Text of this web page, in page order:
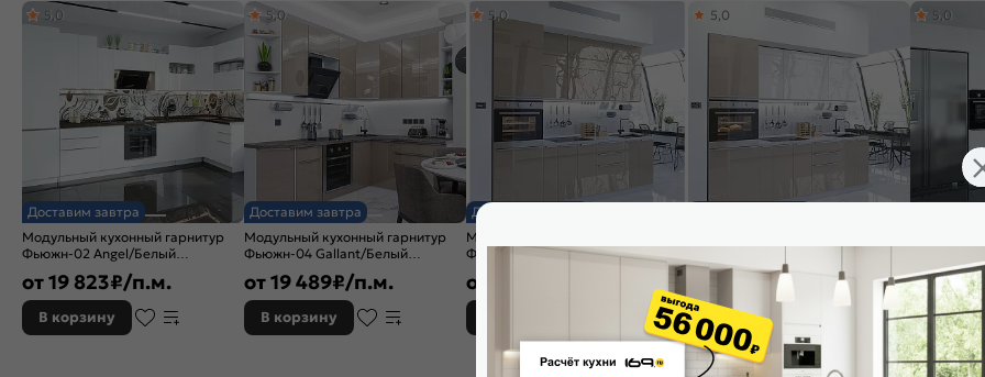
Тип поверхности:
Матовая
Расположение:
Прямые
Назначение кухонного шкафа:
Шкаф
Бренд:
Vivat
Доставим завтра
Модульный кухонный гарнитур
Фьюжн-02 Angel/Белый
2340x3900/1400x600
5,0
от19 823₽/п.м.
В корзину
Доставим завтра
Модульный кухонный гарнитур
Фьюжн-04 Gallant/Белый
2340x2200/1800x600
5,0
от19 489₽/п.м.
В корзину
Доставим завтра
Модульный кухонный гарнитур
Фьюжн-03 Gallant/Белый
5,0
от
2140x2600x600
5,0
26 440₽/п.м.
В корзину
Доставим
Фьюжн-01
5,0
от20
В